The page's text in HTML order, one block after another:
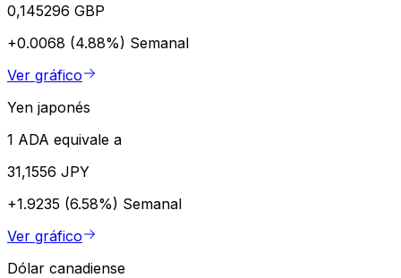
0,145296 GBP
+0.0068 (4.88%) Semanal
Ver gráfico
Yen japonés
1 ADA equivale a
31,1556 JPY
+1.9235 (6.58%) Semanal
Ver gráfico
Dólar canadiense